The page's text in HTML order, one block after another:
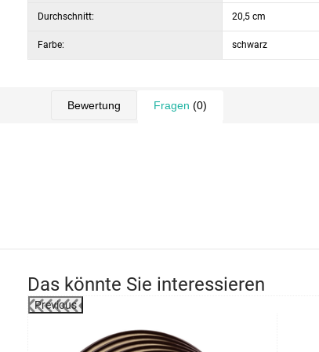
Durchschnitt: 20,5 cm
Farbe: schwarz
Bewertung Fragen (0)
Das könnte Sie interessieren
Previous